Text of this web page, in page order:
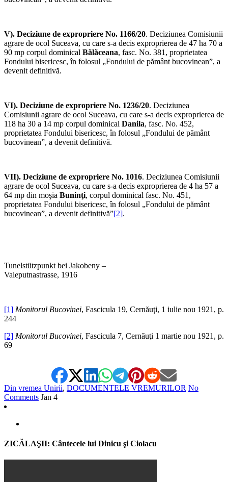
V). Deciziune de expropriere No. 1166/20. Deciziunea Comisiunii
agrare de ocol Suceava, cu care s-a decis exproprierea de 47 ha 70 a
90 mp corpul dominical Bălăceana, fasc. No. 381, proprietatea
Fondului bisericesc, în folosul „Fondului de pământ bucovinean”, a
devenit definitivă.
VI). Deciziune de expropriere No. 1236/20. Deciziunea
Comisiunii agrare de ocol Suceava, cu care s-a decis exproprierea de
118 ha 30 a 14 mp corpul dominical Danila, fasc. No. 452,
proprietatea Fondului bisericesc, în folosul „Fondului de pământ
bucovinean”, a devenit definitivă.
VII). Deciziune de expropriere No. 1016. Deciziunea Comisiunii
agrare de ocol Suceava, cu care s-a decis exproprierea de 4 ha 57 a
64 mp din moşia Buninţi, corpul dominical fasc. No. 451,
proprietatea Fondului bisericesc, în folosul „Fondului de pământ
bucovinean”, a devenit definitivă”[2].
Tunelstützpunkt bei Jakobeny –
Valeputnastrasse, 1916
[1] Monitorul Bucovinei, Fascicula 19, Cernăuţi, 1 iulie nou 1921, p.
244
[2] Monitorul Bucovinei, Fascicula 7, Cernăuţi 1 martie nou 1921, p.
69
Din vremea Unirii, DOCUMENTELE VREMURILOR No
Comments Jan 4
ZICĂLAŞII: Cântecele lui Dinicu şi Ciolacu